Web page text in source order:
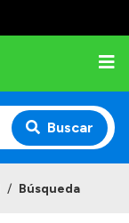
Buscar
/ Búsqueda